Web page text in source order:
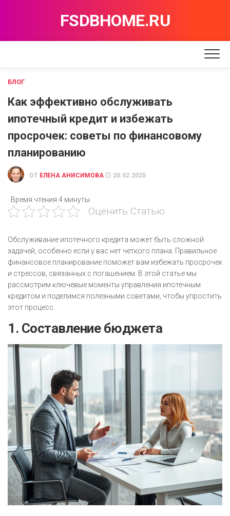
FSDBHOME.RU
БЛОГ
Как эффективно обслуживать
ипотечный кредит и избежать
просрочек: советы по финансовому
планированию
ОТ ЕЛЕНА АНИСИМОВА 20.02.2025
Время чтения 4 минуты
Оценить Статью
Обслуживание ипотечного кредита может быть сложной
задачей, особенно если у вас нет четкого плана. Правильное
финансовое планирование поможет вам избежать просрочек
и стрессов, связанных с погашением. В этой статье мы
рассмотрим ключевые моменты управления ипотечным
кредитом и поделимся полезными советами, чтобы упростить
этот процесс.
1. Составление бюджета